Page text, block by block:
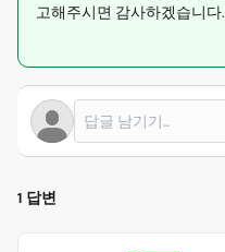
고해주시면 감사하겠습니다.
1 답변